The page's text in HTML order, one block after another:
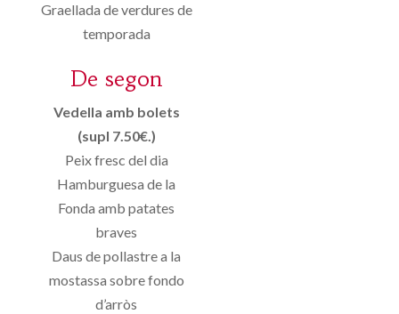
Graellada de verdures de
temporada
De segon
Vedella amb bolets
(supl 7.50€.)
Peix fresc del dia
Hamburguesa de la
Fonda amb patates
braves
Daus de pollastre a la
mostassa sobre fondo
d’arròs